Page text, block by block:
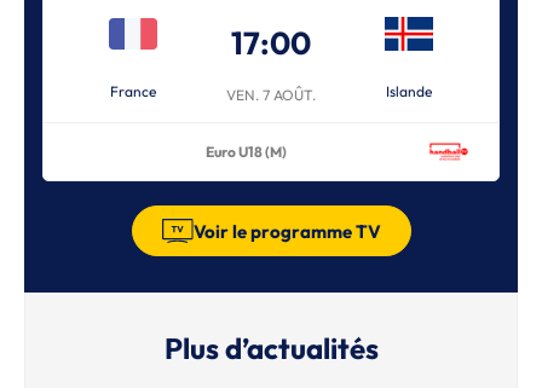
France
17:00
VEN. 7 AOÛT. Islande
Euro U18 (M)
Voir le programme TV
Plus d’actualités